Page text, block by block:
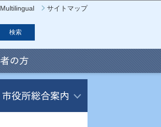
Multilingual サイトマップ